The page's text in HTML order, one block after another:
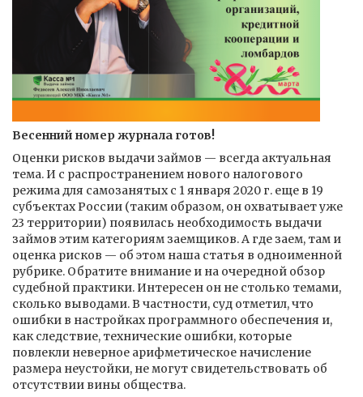
Весенний номер журнала готов!
Оценки рисков выдачи займов — всегда актуальная
тема. И с распространением нового налогового
режима для самозанятых с 1 января 2020 г. еще в 19
субъектах России (таким образом, он охватывает уже
23 территории) появилась необходимость выдачи
займов этим категориям заемщиков. А где заем, там и
оценка рисков — об этом наша статья в одноименной
рубрике. Обратите внимание и на очередной обзор
судебной практики. Интересен он не столько темами,
сколько выводами. В частности, суд отметил, что
ошибки в настройках программного обеспечения и,
как следствие, технические ошибки, которые
повлекли неверное арифметическое начисление
размера неустойки, не могут свидетельствовать об
отсутствии вины общества.